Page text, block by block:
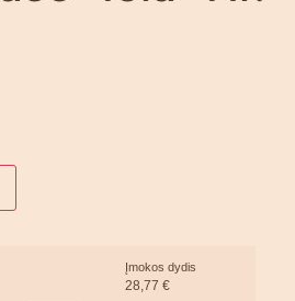
Įmokos dydis
28,77 €